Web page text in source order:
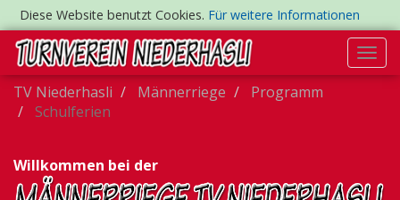
Diese Website benutzt Cookies. Für weitere Informationen
TV Niederhasli
Männerriege
Programm
Schulferien
Willkommen bei der